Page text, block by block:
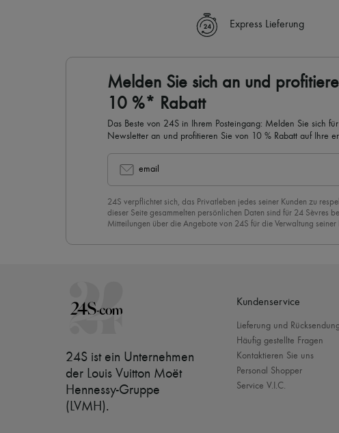
Express Lieferung
Melden Sie sich an und
10 %* Rabatt
Das Beste von 24S in Ihrem Posteingang: Melden Sie sich
Newsletter an und profitieren Sie von 10 % Rabatt auf Ihre
email
24S verpflichtet sich, das Privatleben jedes seiner Kunden zu
dieser Seite gesammelten persönlichen Daten sind für 24 Sèvres
Mitteilungen über die Angebote von 24S für die Verwaltung seiner
stimmen Sie unsererDatenschutzrichtlinievorbehaltlos zu. Um den
24S ist ein Unternehmen
der Louis Vuitton Moët
Hennessy-Gruppe
(LVMH).
Kundenservice
Lieferung und
Häufig gestellte Fragen
Kontaktieren Sie uns
Personal Shopper
Service V.I.C.